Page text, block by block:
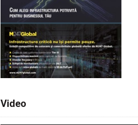
Video